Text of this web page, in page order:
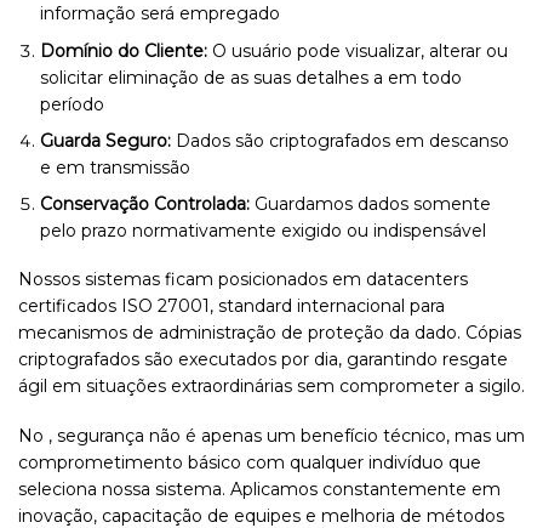
informação será empregado
Domínio do Cliente: O usuário pode visualizar, alterar ou
solicitar eliminação de as suas detalhes a em todo
período
Guarda Seguro: Dados são criptografados em descanso
e em transmissão
Conservação Controlada: Guardamos dados somente
pelo prazo normativamente exigido ou indispensável
Nossos sistemas ficam posicionados em datacenters
certificados ISO 27001, standard internacional para
mecanismos de administração de proteção da dado. Cópias
criptografados são executados por dia, garantindo resgate
ágil em situações extraordinárias sem comprometer a sigilo.
No , segurança não é apenas um benefício técnico, mas um
comprometimento básico com qualquer indivíduo que
seleciona nossa sistema. Aplicamos constantemente em
inovação, capacitação de equipes e melhoria de métodos